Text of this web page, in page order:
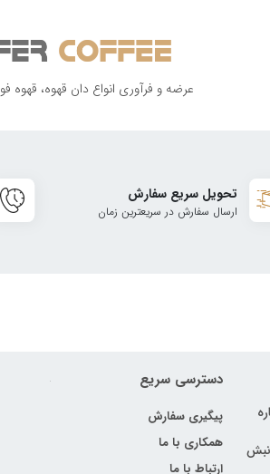
عرضه و فرآوری انواع دان قهوه، قهوه
تحویل سریع سفارش
ارسال سفارش در سریعترین زمان
دسترسی سریع
پیگیری سفارش
همکاری با ما
ارتباط با ما